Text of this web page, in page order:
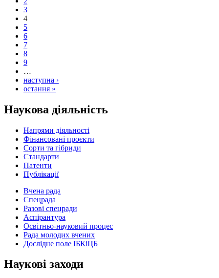
3
4
5
6
7
8
9
…
наступна ›
остання »
Наукова діяльність
Напрями діяльності
Фінансовані проєкти
Сорти та гібриди
Стандарти
Патенти
Публікації
Вчена рада
Спецрада
Разові спецради
Аспірантура
Освітньо-науковий процес
Рада молодих вчених
Дослідне поле ІБКіЦБ
Наукові заходи